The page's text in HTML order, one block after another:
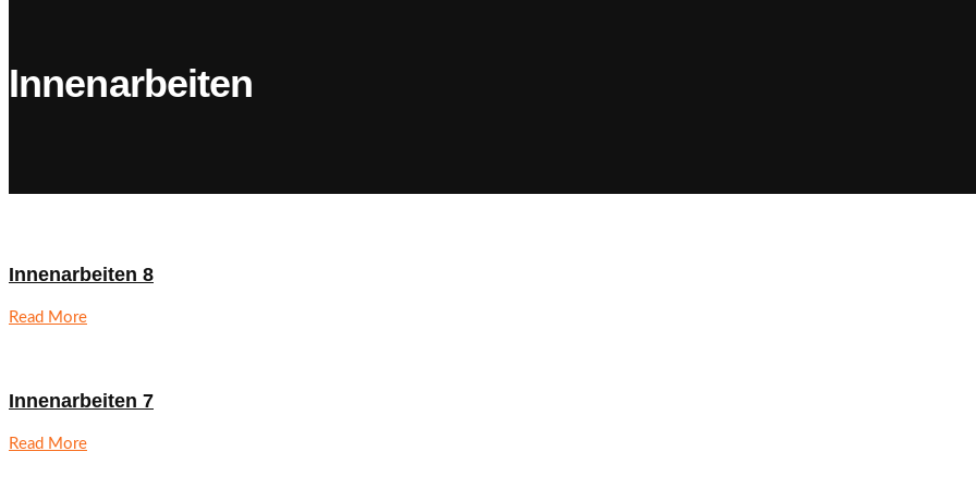
Innenarbeiten
Innenarbeiten 8
Read More
Innenarbeiten 7
Read More